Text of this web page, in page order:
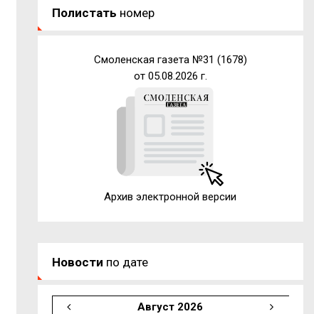
Полистать номер
Смоленская газета №31 (1678)
от 05.08.2026 г.
Архив электронной версии
Новости по дате
Август 2026